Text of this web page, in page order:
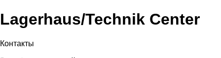
Lagerhaus/Technik Center
Контакты